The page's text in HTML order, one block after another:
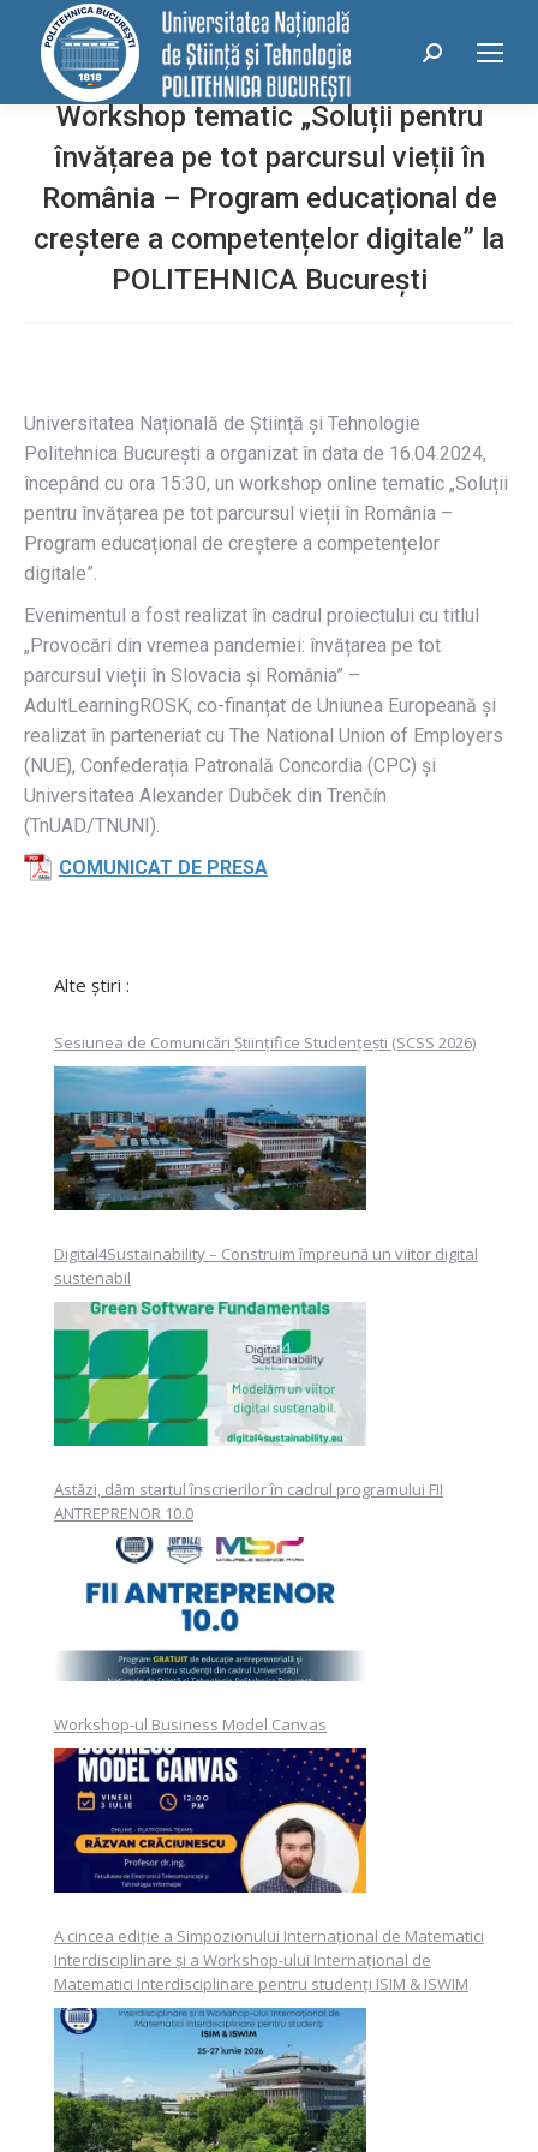
conținut
Search:
Workshop tematic „Soluții pentru
învățarea pe tot parcursul vieții în
România – Program educațional de
creștere a competențelor digitale” la
POLITEHNICA București
Universitatea Națională de Știință și Tehnologie
Politehnica București a organizat în data de 16.04.2024,
începând cu ora 15:30, un workshop online tematic „Soluții
pentru învățarea pe tot parcursul vieții în România –
Program educațional de creștere a competențelor
digitale”.
Evenimentul a fost realizat în cadrul proiectului cu titlul
„Provocări din vremea pandemiei: învățarea pe tot
parcursul vieții în Slovacia și România” –
AdultLearningROSK, co-finanțat de Uniunea Europeană și
realizat în parteneriat cu The National Union of Employers
(NUE), Confederația Patronală Concordia (CPC) și
Universitatea Alexander Dubček din Trenčín
(TnUAD/TNUNI).
COMUNICAT DE PRESA
Alte știri :
Sesiunea de Comunicări Științifice Studențești (SCSS 2026)
Digital4Sustainability – Construim împreună un viitor digital
sustenabil
Astăzi, dăm startul înscrierilor în cadrul programului FII
ANTREPRENOR 10.0
Workshop-ul Business Model Canvas
A cincea ediție a Simpozionului Internațional de Matematici
Interdisciplinare și a Workshop-ului Internațional de
Matematici Interdisciplinare pentru studenți ISIM & ISWIM